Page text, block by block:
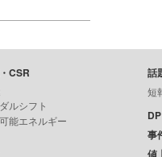
CSR
ルシフト
能エネルギー
話
短
事
値